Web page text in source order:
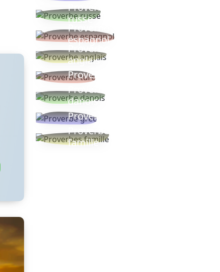
Proverbe
russe
Proverbe
espagnol
Proverbe
anglais
Proverbe turc
Proverbe
danois
Proverbe grec
Proverbes
famille